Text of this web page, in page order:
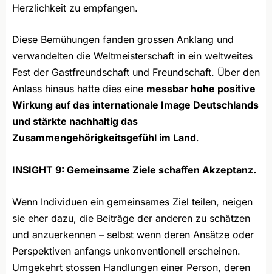
Herzlichkeit zu empfangen.
Diese Bemühungen fanden grossen Anklang und
verwandelten die Weltmeisterschaft in ein weltweites
Fest der Gastfreundschaft und Freundschaft. Über den
Anlass hinaus hatte dies eine messbar hohe positive
Wirkung auf das internationale Image Deutschlands
und stärkte nachhaltig das
Zusammengehörigkeitsgefühl im Land.
INSIGHT 9: Gemeinsame Ziele schaffen Akzeptanz.
Wenn Individuen ein gemeinsames Ziel teilen, neigen
sie eher dazu, die Beiträge der anderen zu schätzen
und anzuerkennen – selbst wenn deren Ansätze oder
Perspektiven anfangs unkonventionell erscheinen.
Umgekehrt stossen Handlungen einer Person, deren